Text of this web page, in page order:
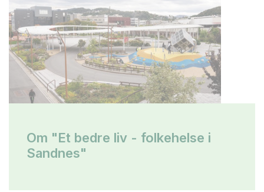
Om "Et bedre liv - folkehelse i
Sandnes"